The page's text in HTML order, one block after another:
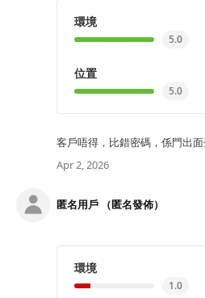
環境
5.0
位置
5.0
客戶唔得，比錯密碼，係門出
Apr 2, 2026
匿名用戶 （匿名發佈）
環境
1.0